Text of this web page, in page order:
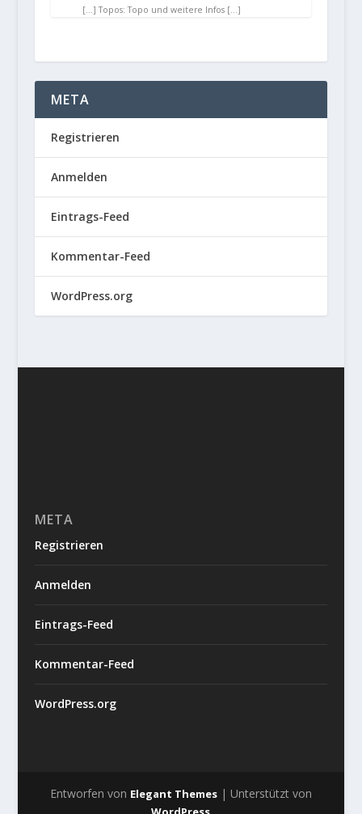
[…] Topos: Topo und weitere Infos […]
META
Registrieren
Anmelden
Eintrags-Feed
Kommentar-Feed
WordPress.org
META
Registrieren
Anmelden
Eintrags-Feed
Kommentar-Feed
WordPress.org
Entworfen von Elegant Themes| Unterstützt von